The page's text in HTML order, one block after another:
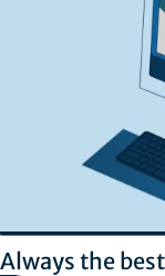
Always the